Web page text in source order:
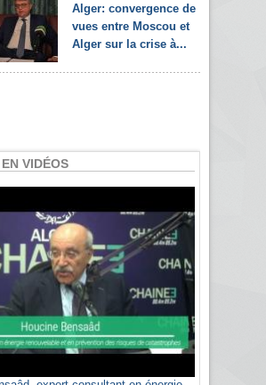
Alger: convergence de
vues entre Moscou et
Alger sur la crise à...
VIDÉOS